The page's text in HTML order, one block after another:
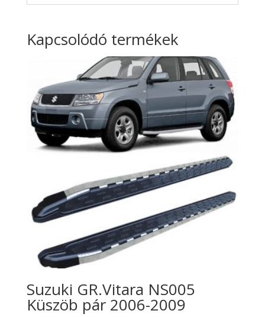
Kapcsolódó termékek
Suzuki GR.Vitara NS005
Küszöb pár 2006-2009